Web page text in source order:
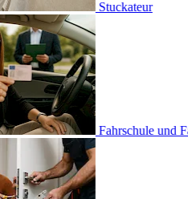
und Fahrlehrer